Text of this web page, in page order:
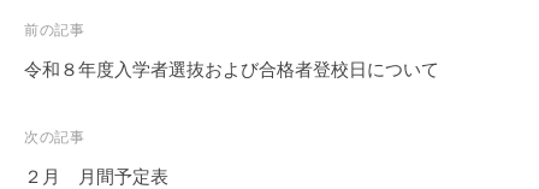
Post
navigation
前の記事
令和８年度入学者選抜および合格者登校日について
次の記事
２月 月間予定表